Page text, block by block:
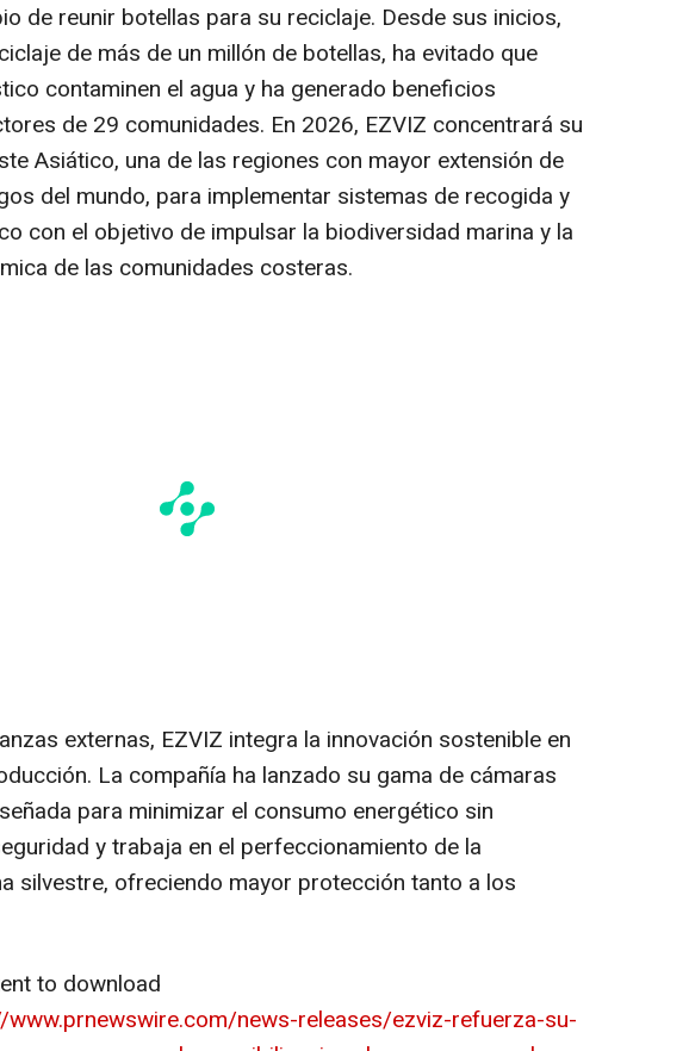
de reunir botellas para su reciclaje. Desde sus inicios,
de más de un millón de botellas, ha evitado que
contaminen el agua y ha generado beneficios
de 29 comunidades. En 2026, EZVIZ concentrará su
Asiático, una de las regiones con mayor extensión de
del mundo, para implementar sistemas de recogida y
con el objetivo de impulsar la biodiversidad marina y la
de las comunidades costeras.
externas, EZVIZ integra la innovación sostenible en
La compañía ha lanzado su gama de cámaras
para minimizar el consumo energético sin
y trabaja en el perfeccionamiento de la
silvestre, ofreciendo mayor protección tanto a los
to download
news-releases/ezviz-refuerza-su-